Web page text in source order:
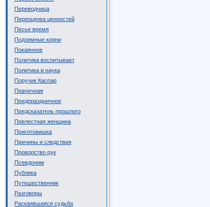
Переводчица
Переоценка ценностей
Песье время
Подземные корни
Покаянное
Политика воспитывает
Политика и наука
Поручик Каспар
Прачечная
Предпраздничное
Предсказатель прошлого
Прелестная женщина
Приготовишка
Причины и следствия
Проворство рук
Псевдоним
Публика
Путешественник
Разговоры
Раскаявшаяся судьба